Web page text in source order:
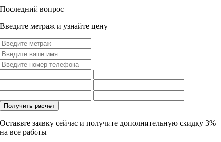
Последний вопрос
Введите метраж и узнайте цену
Оставьте заявку сейчас и получите дополнительную скидку 3%
на все работы